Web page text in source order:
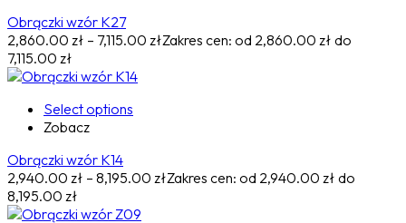
Obrączki wzór K27
2,860.00 zł – 7,115.00 złZakres cen: od 2,860.00 zł do
7,115.00 zł
Select options
Zobacz
Obrączki wzór K14
2,940.00 zł – 8,195.00 złZakres cen: od 2,940.00 zł do
8,195.00 zł